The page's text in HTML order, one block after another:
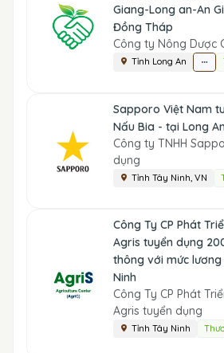
Giang-Long an-An
Đồng Tháp
Công ty Nông Dược
Tỉnh Long An
Sapporo Việt Nam
Nấu Bia - tại Long An
Công ty TNHH
dụng
Tỉnh Tây Ninh, VN
Công Ty CP Phát
Agris tuyển dụng
thông với mức
Ninh
Công Ty CP Phát
Agris tuyển dụng
Tỉnh Tây Ninh